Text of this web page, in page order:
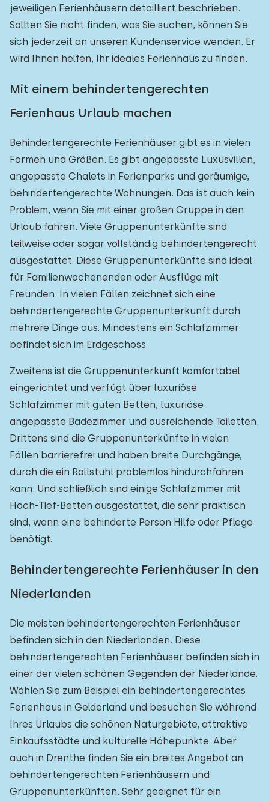
jeweiligen Ferienhäusern detailliert beschrieben.
Sollten Sie nicht finden, was Sie suchen, können Sie
sich jederzeit an unseren Kundenservice wenden. Er
wird Ihnen helfen, Ihr ideales Ferienhaus zu finden.
Mit einem behindertengerechten
Ferienhaus Urlaub machen
Behindertengerechte Ferienhäuser gibt es in vielen
Formen und Größen. Es gibt angepasste Luxusvillen,
angepasste Chalets in Ferienparks und geräumige,
behindertengerechte Wohnungen. Das ist auch kein
Problem, wenn Sie mit einer großen Gruppe in den
Urlaub fahren. Viele Gruppenunterkünfte sind
teilweise oder sogar vollständig behindertengerecht
ausgestattet. Diese Gruppenunterkünfte sind ideal
für Familienwochenenden oder Ausflüge mit
Freunden. In vielen Fällen zeichnet sich eine
behindertengerechte Gruppenunterkunft durch
mehrere Dinge aus. Mindestens ein Schlafzimmer
befindet sich im Erdgeschoss.
Zweitens ist die Gruppenunterkunft komfortabel
eingerichtet und verfügt über luxuriöse
Schlafzimmer mit guten Betten, luxuriöse
angepasste Badezimmer und ausreichende Toiletten.
Drittens sind die Gruppenunterkünfte in vielen
Fällen barrierefrei und haben breite Durchgänge,
durch die ein Rollstuhl problemlos hindurchfahren
kann. Und schließlich sind einige Schlafzimmer mit
Hoch-Tief-Betten ausgestattet, die sehr praktisch
sind, wenn eine behinderte Person Hilfe oder Pflege
benötigt.
Behindertengerechte Ferienhäuser in den
Niederlanden
Die meisten behindertengerechten Ferienhäuser
befinden sich in den Niederlanden. Diese
behindertengerechten Ferienhäuser befinden sich in
einer der vielen schönen Gegenden der Niederlande.
Wählen Sie zum Beispiel ein behindertengerechtes
Ferienhaus in Gelderland und besuchen Sie während
Ihres Urlaubs die schönen Naturgebiete, attraktive
Einkaufsstädte und kulturelle Höhepunkte. Aber
auch in Drenthe finden Sie ein breites Angebot an
behindertengerechten Ferienhäusern und
Gruppenunterkünften. Sehr geeignet für ein